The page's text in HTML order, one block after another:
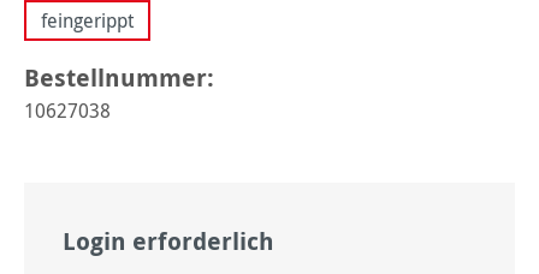
feingerippt
Bestellnummer:
10627038
Login erforderlich